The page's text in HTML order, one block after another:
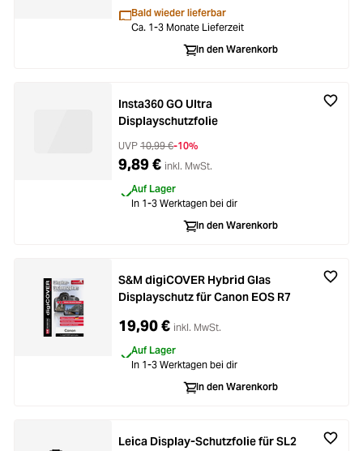
Bald wieder lieferbar
Ca. 1-3 Monate Lieferzeit
In den Warenkorb
Insta360 GO Ultra
Displayschutzfolie
UVP 10,99 €-10%
9,89 € inkl. MwSt.
Auf Lager
In 1-3 Werktagen bei dir
In den Warenkorb
S&M digiCOVER Hybrid Glas
Displayschutz für Canon EOS R7
19,90 € inkl. MwSt.
Auf Lager
In 1-3 Werktagen bei dir
In den Warenkorb
Leica Display-Schutzfolie für SL2